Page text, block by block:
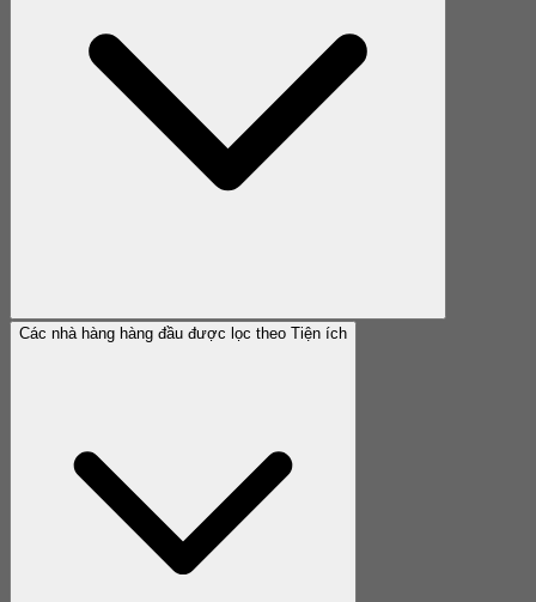
Các nhà hàng hàng đầu được lọc theo Tiện ích